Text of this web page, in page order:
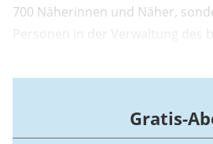
700 Näherinnen und Näher,
Personen in der Verwaltung des
ihre Arbeit ausschließlich vor
Gratis-